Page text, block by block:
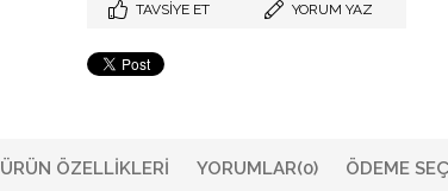
TAVSIYE ET YORUM YAZ
ÜRÜN ÖZELLIKLERI YORUMLAR(0) ÖDEME